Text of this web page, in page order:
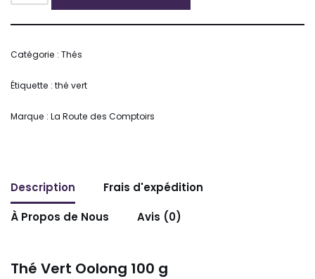
Catégorie : Thés
Étiquette : thé vert
Marque : La Route des Comptoirs
Description
Frais d'expédition
À Propos de Nous
Avis (0)
Thé Vert Oolong 100 g